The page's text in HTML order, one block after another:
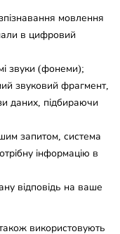
мовлення
в цифровий
звуки (фонеми);
звуковий фрагмент,
даних, підбираючи
запитом, система
інформацію в
відповідь на ваше
використовують